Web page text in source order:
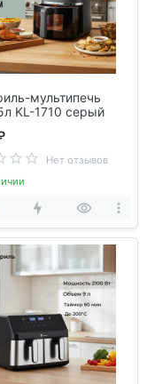
мультипечь
KL-1710 серый
Нет отзывов